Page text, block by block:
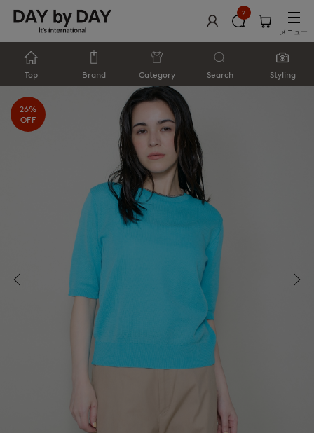
2
メニュー
Top Brand Category Search Styling
26%
OFF